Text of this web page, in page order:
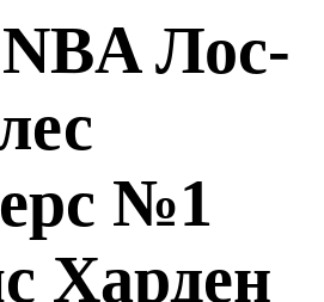
Лос-
№1
Харден